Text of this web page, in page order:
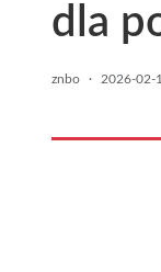
dla
znbo · 2026-02-